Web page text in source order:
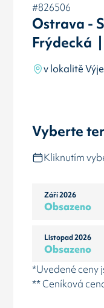
#826506
Ostrava -
Frýdecká
v lokalitě
Vyberte
Kliknutím
Září 2026
Obsazeno
Listopad 2026
Obsazeno
*Uvedené ceny
** Ceníková